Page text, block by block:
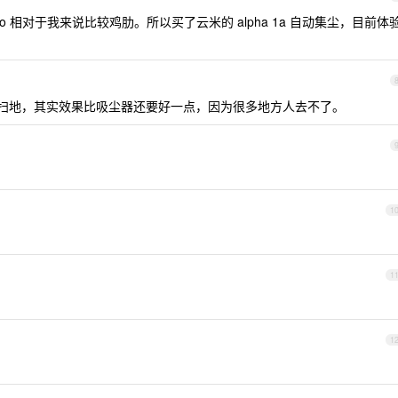
相对于我来说比较鸡肋。所以买了云米的 alpha 1a 自动集尘，目前体
8
，其实效果比吸尘器还要好一点，因为很多地方人去不了。
9
10
11
12